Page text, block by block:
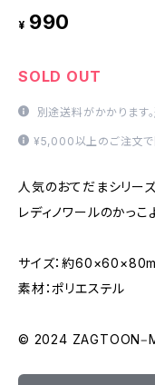
¥ 990
SOLD OUT
別途送料がかかります。
¥5,000以上のご注文で
人気のおてだまシリー
レディノワールのかっこ
サイズ：約
素材：ポリエステル
© 2024